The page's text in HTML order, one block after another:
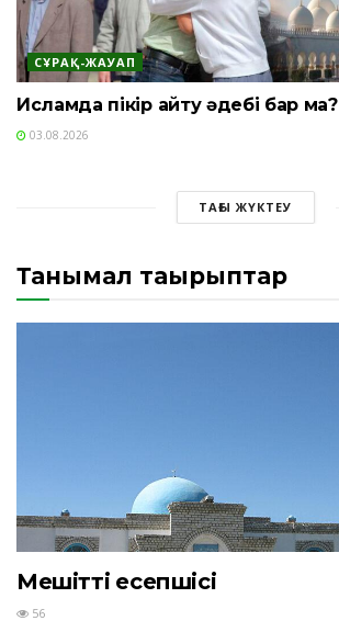
СҰРАҚ-ЖАУАП
Исламда пікір айту әдебі бар ма?
03.08.2026
ТАҒЫ ЖҮКТЕУ
Танымал тақырыптар
Мешіттің есепшісі
56